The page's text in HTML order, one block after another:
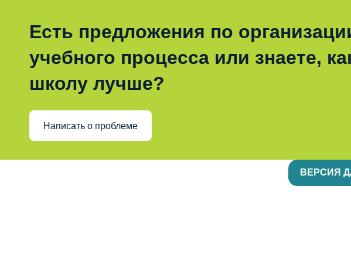
Есть предложения по
учебного процесса или знаете,
школу лучше?
Написать о проблеме
ВЕРСИЯ